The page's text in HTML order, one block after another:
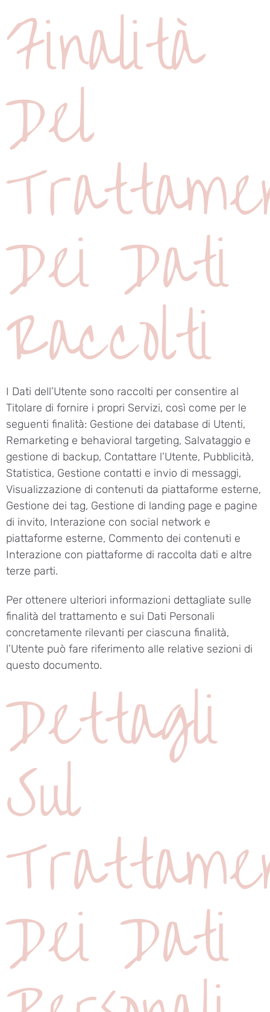
Finalità
Del
Dei Dati
Raccolti
I Dati dell’Utente sono raccolti per consentire al
Titolare di fornire i propri Servizi, così come per le
seguenti finalità: Gestione dei database di Utenti,
Remarketing e behavioral targeting, Salvataggio e
gestione di backup, Contattare l’Utente, Pubblicità,
Statistica, Gestione contatti e invio di messaggi,
Visualizzazione di contenuti da piattaforme esterne,
Gestione dei tag, Gestione di landing page e pagine
di invito, Interazione con social network e
piattaforme esterne, Commento dei contenuti e
Interazione con piattaforme di raccolta dati e altre
terze parti.
Per ottenere ulteriori informazioni dettagliate sulle
finalità del trattamento e sui Dati Personali
concretamente rilevanti per ciascuna finalità,
l’Utente può fare riferimento alle relative sezioni di
questo documento.
Dettagli
Sul
Dei Dati